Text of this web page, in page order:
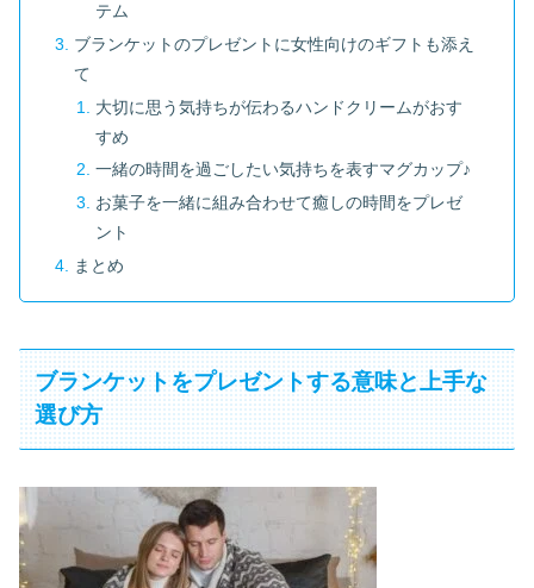
テム
ブランケットのプレゼントに女性向けのギフトも添え
て
大切に思う気持ちが伝わるハンドクリームがおす
すめ
一緒の時間を過ごしたい気持ちを表すマグカップ♪
お菓子を一緒に組み合わせて癒しの時間をプレゼ
ント
まとめ
ブランケットをプレゼントする意味と上手な
選び方